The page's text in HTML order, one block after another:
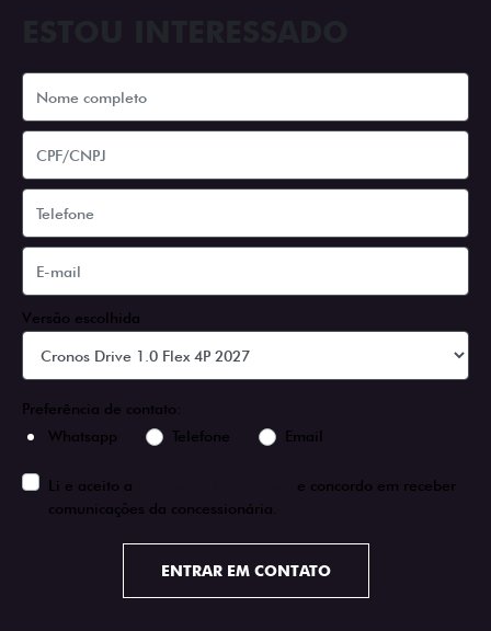
Versão escolhida
Preferência de contato:
Whatsapp
Telefone Email
Li e aceito a
e concordo em receber
comunicações da concessionária.
ENTRAR EM CONTATO